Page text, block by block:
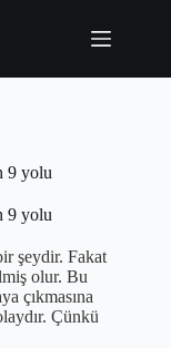
9 yolu
9 yolu
şeydir. Fakat
olur. Bu
çıkmasına
Çünkü